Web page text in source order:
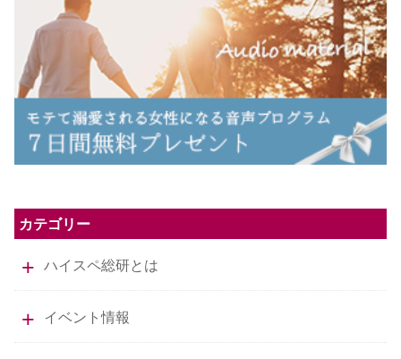
カテゴリー
ハイスペ総研とは
イベント情報